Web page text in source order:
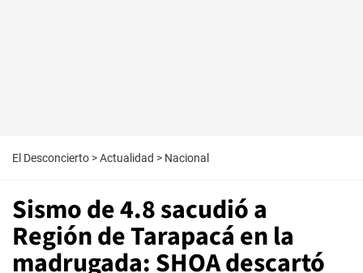
El Desconcierto >Actualidad > Nacional
Sismo de 4.8 sacudió a
Región de Tarapacá en la
madrugada: SHOA descartó